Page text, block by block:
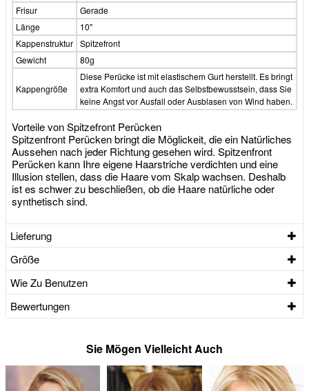
Frisur
Gerade
Länge
10"
Kappenstruktur Spitzefront
Gewicht
80g
Kappengröße
Diese Perücke ist mit elastischem Gurt herstellt. Es bringt
extra Komfort und auch das Selbstbewusstsein, dass Sie
keine Angst vor Ausfall oder Ausblasen von Wind haben.
Vorteile von Spitzefront Perücken
Spitzenfront Perücken bringt die Möglickeit, die ein Natürliches
Aussehen nach jeder Richtung gesehen wird. Spitzenfront
Perücken kann Ihre eigene Haarstriche verdichten und eine
Illusion stellen, dass die Haare vom Skalp wachsen. Deshalb
ist es schwer zu beschließen, ob die Haare natürliche oder
synthetisch sind.
Lieferung
Größe
Wie Zu Benutzen
Bewertungen
Sie Mögen Vielleicht Auch